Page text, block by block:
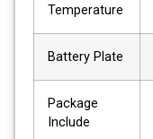
Temperature
Battery Plate
Package
Include